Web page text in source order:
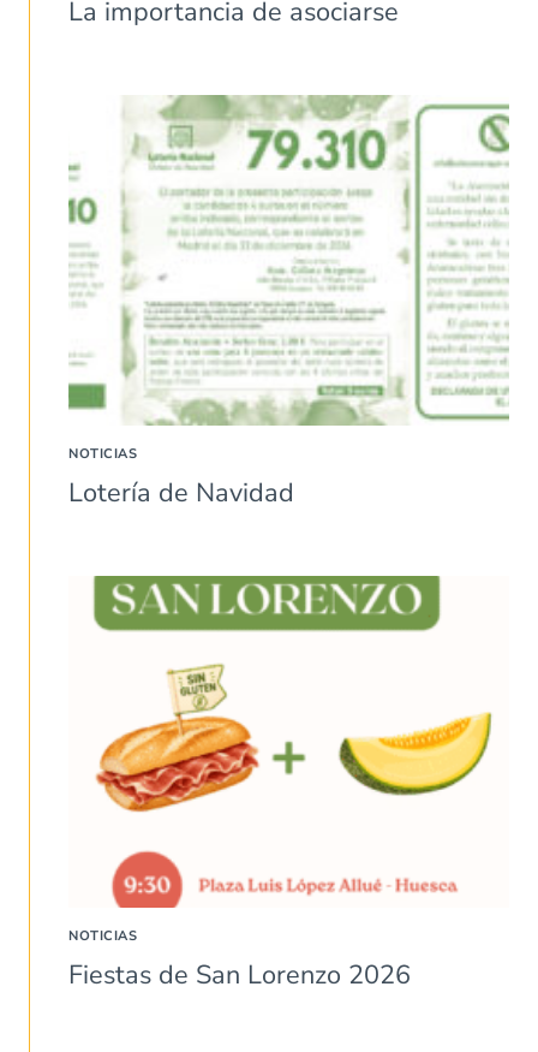
La importancia de asociarse
NOTICIAS
Lotería de Navidad
NOTICIAS
Fiestas de San Lorenzo 2026